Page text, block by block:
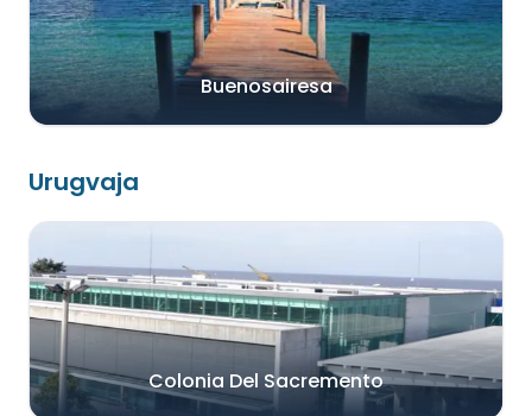
Buenosairesa
Urugvaja
Colonia Del Sacremento